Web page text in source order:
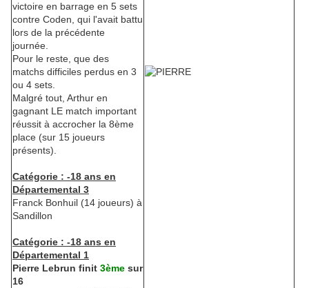
victoire en barrage en 5 sets
contre Coden, qui l'avait battu
lors de la précédente
journée.
Pour le reste, que des
matchs difficiles perdus en 3
ou 4 sets.
Malgré tout, Arthur en
gagnant LE match important
réussit à accrocher la 8ème
place (sur 15 joueurs
présents).
Catégorie : -18 ans en
Départemental 3
Franck Bonhuil (14 joueurs) à
Sandillon
Catégorie : -18 ans en
Départemental 1
Pierre Lebrun finit 3ème sur
16